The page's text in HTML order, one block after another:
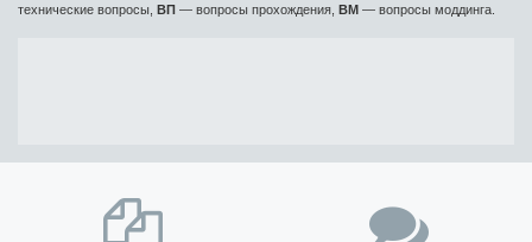
технические вопросы, ВП — вопросы прохождения, ВМ — вопросы моддинга.